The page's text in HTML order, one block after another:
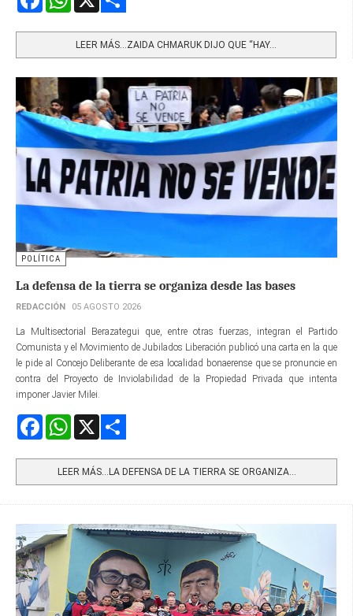
LEER MÁS…ZAIDA CHMARUK DIJO QUE “HAY...
POLÍTICA
La defensa de la tierra se organiza desde las bases
REDACCIÓN 05 AGOSTO 2026
La Multisectorial Berazategui que, entre otras fuerzas, integran el Partido
Comunista y el Movimiento de Jubilados Liberación publicó una carta en la que
le pide al Concejo Deliberante de esa localidad bonaerense que se pronuncie en
contra del Proyecto de Inviolabilidad de la Propiedad Privada que intenta
imponer Javier Milei.
FacebookWhatsApp
LEER MÁS…LA DEFENSA DE LA TIERRA SE ORGANIZA...